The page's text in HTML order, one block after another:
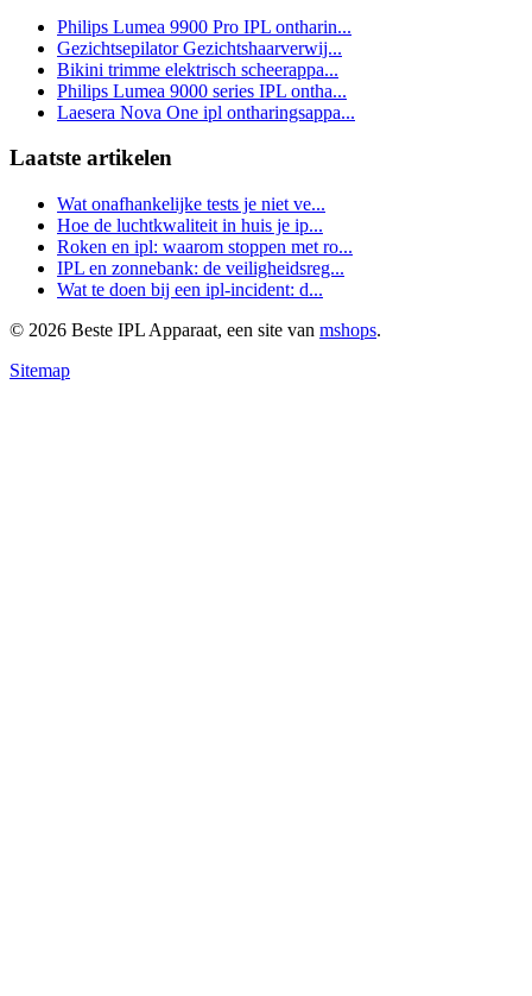
Philips Lumea 9900 Pro IPL ontharin...
Gezichtsepilator Gezichtshaarverwij...
Bikini trimme elektrisch scheerappa...
Philips Lumea 9000 series IPL ontha...
Laesera Nova One ipl ontharingsappa...
Laatste artikelen
Wat onafhankelijke tests je niet ve...
Hoe de luchtkwaliteit in huis je ip...
Roken en ipl: waarom stoppen met ro...
IPL en zonnebank: de veiligheidsreg...
Wat te doen bij een ipl-incident: d...
© 2026 Beste IPL Apparaat, een site van mshops.
Sitemap